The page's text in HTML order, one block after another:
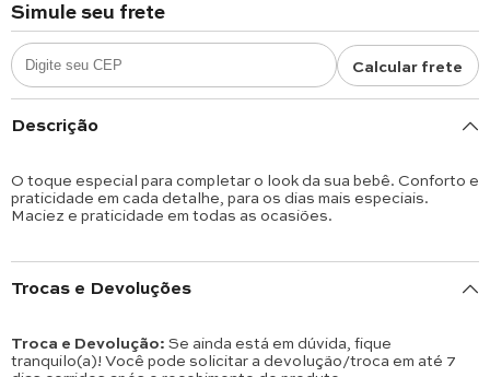
Simule seu frete
Calcular frete
Descrição
O toque especial para completar o look da sua bebê. Conforto e
praticidade em cada detalhe, para os dias mais especiais.
Maciez e praticidade em todas as ocasiões.
Trocas e Devoluções
Troca e Devolução: Se ainda está em dúvida, fique
tranquilo(a)! Você pode solicitar a devolução/troca em até 7